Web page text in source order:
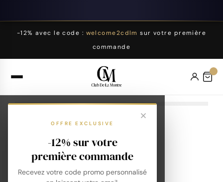
-12% avec le code : welcome2cdlm sur votre première
commande
OFFRE EXCLUSIVE
-12% sur votre
première commande
Recevez votre code promo personnalisé